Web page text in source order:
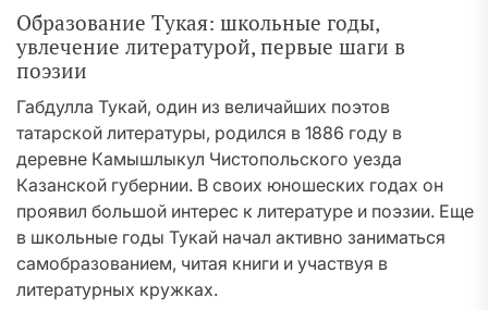
Образование Тукая: школьные годы,
увлечение литературой, первые шаги в
поэзии
Габдулла Тукай, один из величайших поэтов
татарской литературы, родился в 1886 году в
деревне Камышлыкул Чистопольского уезда
Казанской губернии. В своих юношеских годах он
проявил большой интерес к литературе и поэзии. Еще
в школьные годы Тукай начал активно заниматься
самобразованием, читая книги и участвуя в
литературных кружках.